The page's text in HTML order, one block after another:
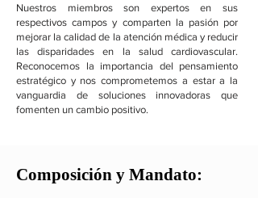
Nuestros miembros son expertos en sus
respectivos campos y comparten la pasión por
mejorar la calidad de la atención médica y reducir
las disparidades en la salud cardiovascular.
Reconocemos la importancia del pensamiento
estratégico y nos comprometemos a estar a la
vanguardia de soluciones innovadoras que
fomenten un cambio positivo.
Composición y Mandato: